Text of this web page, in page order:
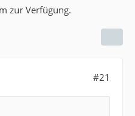
zur Verfügung.
#21